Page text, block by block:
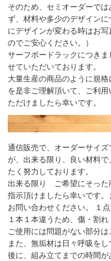
そのため、セミオーダーで
ず、材料や多少のデザイン
にデザインが変わる時はお
のでご安心ください。）
サーフボードラックにつき
せていただいております。
大量生産の商品のように規
を是非ご理解頂いて、ご利
ただけましたら幸いです。
通信販売で、オーダーサイ
が、出来る限り、良い材料
たく努力しております。
出来る限り ご希望にそった
指示頂けましたら幸いです
お問い合わせください。
１
１本１本違うため、傷・割
ご使用には問題がない部分は
また、無垢材は日々呼吸を
後に、組み立てまでの時間